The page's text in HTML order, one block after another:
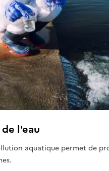
l'eau
aquatique permet de